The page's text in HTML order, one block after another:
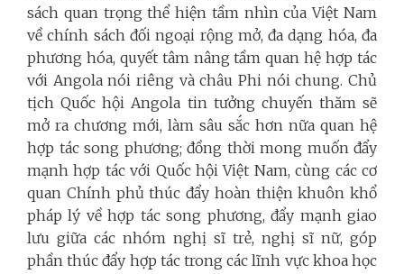
sách quan trọng thể hiện tầm nhìn của Việt Nam
về chính sách đối ngoại rộng mở, đa dạng hóa, đa
phương hóa, quyết tâm nâng tầm quan hệ hợp tác
với Angola nói riêng và châu Phi nói chung. Chủ
tịch Quốc hội Angola tin tưởng chuyến thăm sẽ
mở ra chương mới, làm sâu sắc hơn nữa quan hệ
hợp tác song phương; đồng thời mong muốn đẩy
mạnh hợp tác với Quốc hội Việt Nam, cùng các cơ
quan Chính phủ thúc đẩy hoàn thiện khuôn khổ
pháp lý về hợp tác song phương, đẩy mạnh giao
lưu giữa các nhóm nghị sĩ trẻ, nghị sĩ nữ, góp
phần thúc đẩy hợp tác trong các lĩnh vực khoa học